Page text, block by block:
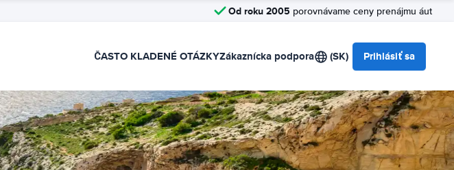
Od roku 2005 porovnávame ceny prenájmu áut
ČASTO KLADENÉ OTÁZKYZákaznícka podpora (SK) Prihlásiť sa